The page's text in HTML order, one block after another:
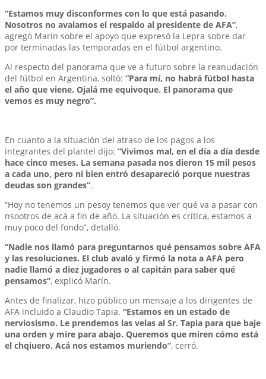
“Estamos muy disconformes con lo que está pasando.
Nosotros no avalamos el respaldo al presidente de AFA”,
agregó Marín sobre el apoyo que expresó la Lepra sobre dar
por terminadas las temporadas en el fútbol argentino.
Al respecto del panorama que ve a futuro sobre la reanudación
del fútbol en Argentina, soltó: “Para mí, no habrá fútbol hasta
el año que viene. Ojalá me equivoque. El panorama que
vemos es muy negro”.
En cuanto a la situación del atraso de los pagos a los
integrantes del plantel dijo: “Vivimos mal, en el día a día desde
hace cinco meses. La semana pasada nos dieron 15 mil pesos
a cada uno, pero ni bien entró desapareció porque nuestras
deudas son grandes”.
“Hoy no tenemos un pesoy tenemos que ver qué va a pasar con
nsootros de acá a fin de año. La situación es crítica, estamos a
muy poco del fondo”, detalló.
“Nadie nos llamó para preguntarnos qué pensamos sobre AFA
y las resoluciones. El club avaló y firmó la nota a AFA pero
nadie llamó a diez jugadores o al capitán para saber qué
pensamos”, explicó Marín.
Antes de finalizar, hizo público un mensaje a los dirigentes de
AFA incluido a Claudio Tapia. “Estamos en un estado de
nerviosismo. Le prendemos las velas al Sr. Tapia para que baje
una orden y mire para abajo. Queremos que miren cómo está
el chqiuero. Acá nos estamos muriendo”, cerró.